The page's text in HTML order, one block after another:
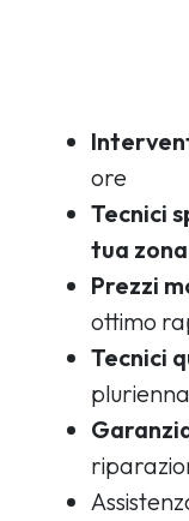
ore
Tecnici
tua zona
Prezzi
ottimo
Tecnici